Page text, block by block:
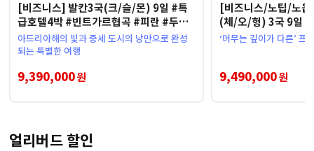
[비즈니스] 발칸3국(크/슬/몬) 9일 #특
급호텔4박 #빈트가르협곡 #피란 #두브
로브니크
아드리아해의 빛과 중세 도시의 낭만으로 완성
되는 특별한 여행
9,390,000원
[비즈니스/노팁/노
(체/오/헝) 3국 9일 #
#파인다이닝 #야간
‘머무는 깊이가 다른’ 프
9,490,000원
얼리버드 할인